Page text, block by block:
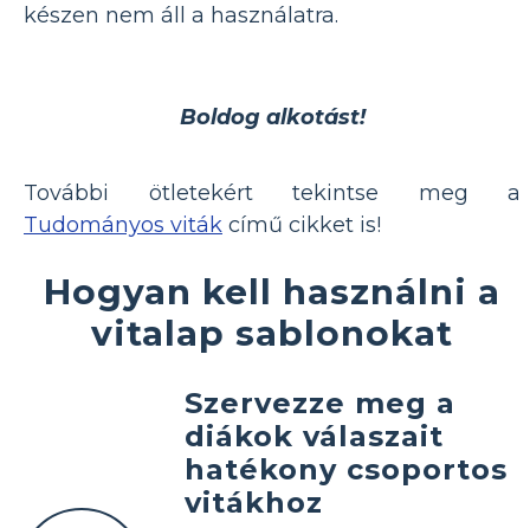
készen nem áll a használatra.
Boldog alkotást!
További ötletekért tekintse meg a
Tudományos viták című cikket is!
Hogyan kell használni a
vitalap sablonokat
Szervezze meg a
diákok válaszait
hatékony csoportos
vitákhoz